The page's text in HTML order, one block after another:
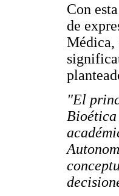
Con
de
Médica,
"El